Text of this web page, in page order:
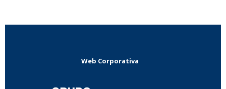
Web Corporativa